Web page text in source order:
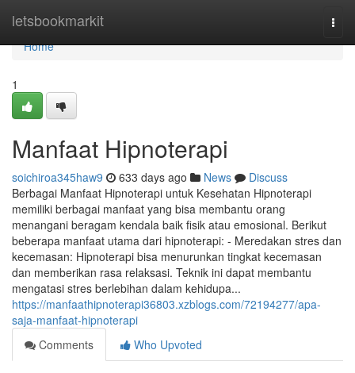
letsbookmarkit
Home
Home
1
Manfaat Hipnoterapi
soichiroa345haw9 633 days ago News
Discuss
Berbagai Manfaat Hipnoterapi untuk Kesehatan Hipnoterapi
memiliki berbagai manfaat yang bisa membantu orang
menangani beragam kendala baik fisik atau emosional. Berikut
beberapa manfaat utama dari hipnoterapi: - Meredakan stres dan
kecemasan: Hipnoterapi bisa menurunkan tingkat kecemasan
dan memberikan rasa relaksasi. Teknik ini dapat membantu
mengatasi stres berlebihan dalam kehidupa...
https://manfaathipnoterapi36803.xzblogs.com/72194277/apa-
saja-manfaat-hipnoterapi
Comments
Who Upvoted